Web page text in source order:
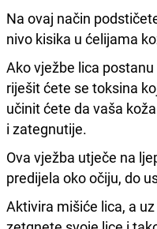
Na ovaj način
nivo kisika u ćelijama
Ako vježbe lica
riješit ćete se toksina
učinit ćete da vaša
i zategnutije.
Ova vježba utječe na
predijela oko očiju, do
Aktivira mišiće lica, a